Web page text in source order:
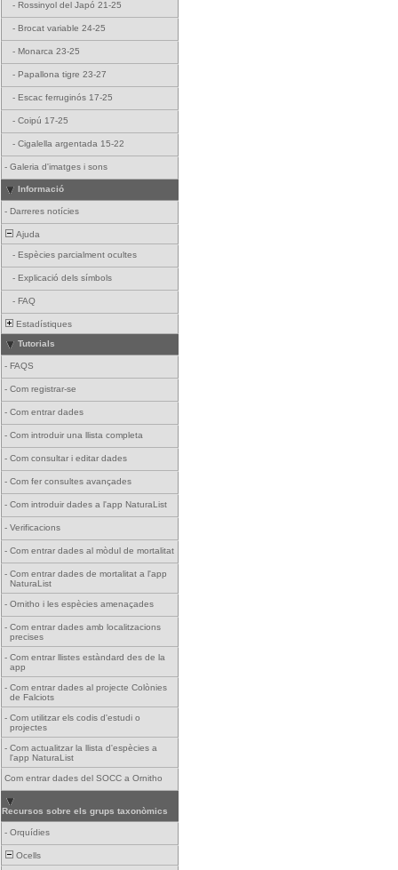
- Rossinyol del Japó 21-25
- Brocat variable 24-25
- Monarca 23-25
- Papallona tigre 23-27
- Escac ferruginós 17-25
- Coipú 17-25
- Cigalella argentada 15-22
- Galeria d'imatges i sons
Informació
- Darreres notícies
Ajuda
- Espècies parcialment ocultes
- Explicació dels símbols
- FAQ
Estadístiques
Tutorials
- FAQS
- Com registrar-se
- Com entrar dades
- Com introduir una llista completa
- Com consultar i editar dades
- Com fer consultes avançades
- Com introduir dades a l'app NaturaList
- Verificacions
- Com entrar dades al mòdul de mortalitat
- Com entrar dades de mortalitat a l'app
NaturaList
- Ornitho i les espècies amenaçades
- Com entrar dades amb localitzacions
precises
- Com entrar llistes estàndard des de la
app
- Com entrar dades al projecte Colònies
de Falciots
- Com utilitzar els codis d'estudi o
projectes
- Com actualitzar la llista d'espècies a
l'app NaturaList
Com entrar dades del SOCC a Ornitho
Recursos sobre els grups taxonòmics
- Orquídies
Ocells